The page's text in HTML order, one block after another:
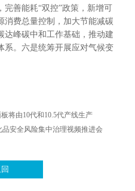
完善能耗“双控”政策，新增可
消费总量控制，加大节能减碳
达峰碳中和工作基础，推动建
系。六是统筹开展应对气候变
将由10代和10.5代产线生产
安全风险集中治理视频推进会